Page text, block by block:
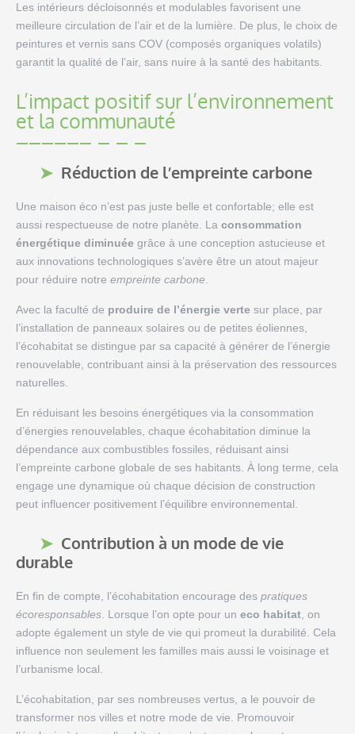
Les intérieurs décloisonnés et modulables favorisent une
meilleure circulation de l’air et de la lumière. De plus, le choix de
peintures et vernis sans COV (composés organiques volatils)
garantit la qualité de l’air, sans nuire à la santé des habitants.
L’impact positif sur l’environnement
et la communauté
Réduction de l’empreinte carbone
Une maison éco n’est pas juste belle et confortable; elle est
aussi respectueuse de notre planète. La consommation
énergétique diminuée grâce à une conception astucieuse et
aux innovations technologiques s’avère être un atout majeur
pour réduire notre empreinte carbone.
Avec la faculté de produire de l’énergie verte sur place, par
l’installation de panneaux solaires ou de petites éoliennes,
l’écohabitat se distingue par sa capacité à générer de l’énergie
renouvelable, contribuant ainsi à la préservation des ressources
naturelles.
En réduisant les besoins énergétiques via la consommation
d’énergies renouvelables, chaque écohabitation diminue la
dépendance aux combustibles fossiles, réduisant ainsi
l’empreinte carbone globale de ses habitants. À long terme, cela
engage une dynamique où chaque décision de construction
peut influencer positivement l’équilibre environnemental.
Contribution à un mode de vie
durable
En fin de compte, l’écohabitation encourage des pratiques
écoresponsables. Lorsque l’on opte pour un eco habitat, on
adopte également un style de vie qui promeut la durabilité. Cela
influence non seulement les familles mais aussi le voisinage et
l’urbanisme local.
L’écohabitation, par ses nombreuses vertus, a le pouvoir de
transformer nos villes et notre mode de vie. Promouvoir